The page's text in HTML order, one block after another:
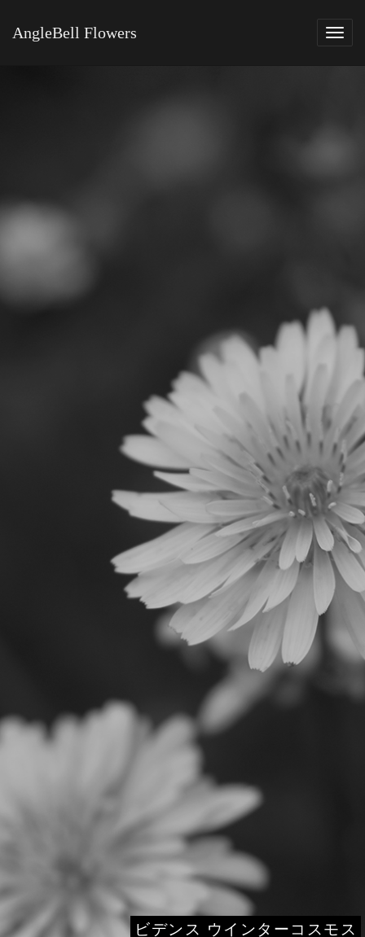
AngleBell Flowers
ビデンス ウインターコスモス